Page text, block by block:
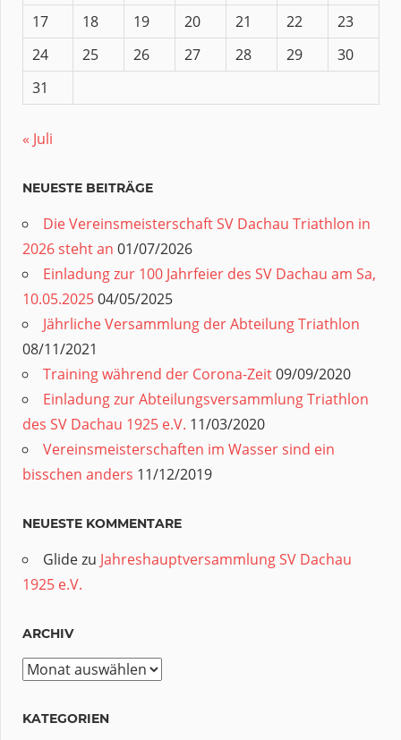
17 18 19 20 21 22
23
24
25 26 27 28 29
30
31
« Juli
NEUESTE BEITRÄGE
Die Vereinsmeisterschaft SV Dachau Triathlon in
2026 steht an 01/07/2026
Einladung zur 100 Jahrfeier des SV Dachau am Sa,
10.05.202504/05/2025
Jährliche Versammlung der Abteilung Triathlon
08/11/2021
Training während der Corona-Zeit09/09/2020
Einladung zur Abteilungsversammlung Triathlon
des SV Dachau 1925 e.V. 11/03/2020
Vereinsmeisterschaften im Wasser sind ein
bisschen anders 11/12/2019
NEUESTE KOMMENTARE
Glidezu Jahreshauptversammlung SV Dachau
1925 e.V.
ARCHIV
Archiv
KATEGORIEN